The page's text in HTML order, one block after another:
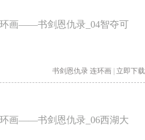
画——书剑恩仇录_04智夺可
书剑恩仇录 连环画 | 立即下载
画——书剑恩仇录_06西湖大